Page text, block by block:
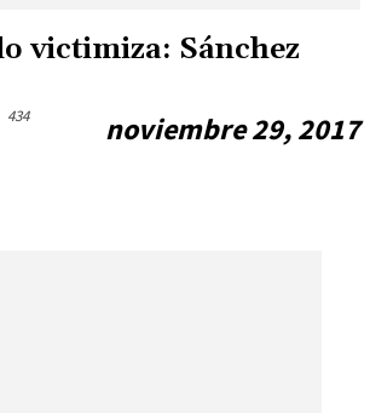
victimiza: Sánchez
noviembre 29, 2017
434